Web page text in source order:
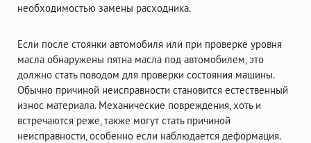
необходимостью замены расходника.
Если после стоянки автомобиля или при проверке уровня
масла обнаружены пятна масла под автомобилем, это
должно стать поводом для проверки состояния машины.
Обычно причиной неисправности становится естественный
износ материала. Механические повреждения, хоть и
встречаются реже, также могут стать причиной
неисправности, особенно если наблюдается деформация.